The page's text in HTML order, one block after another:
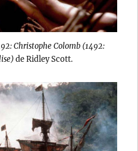
Christophe Colomb (1492:
de Ridley Scott.